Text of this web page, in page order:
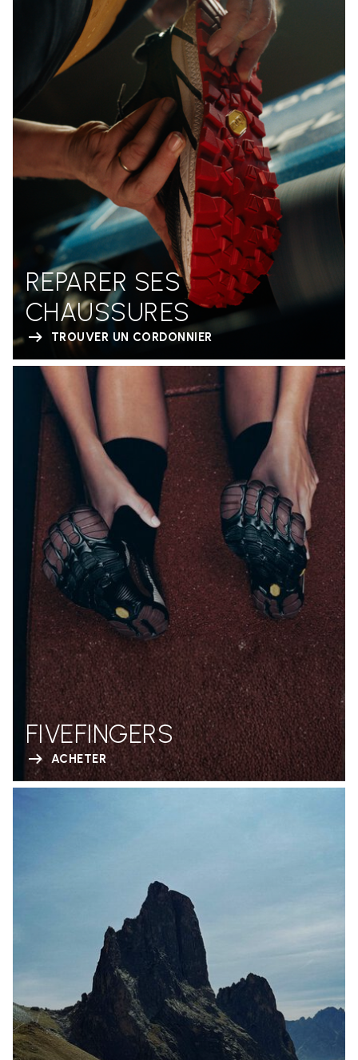
REPARER SES
CHAUSSURES
TROUVER UN CORDONNIER
FIVEFINGERS
ACHETER